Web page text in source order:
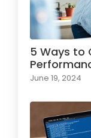
5 Ways to
June 19, 2024